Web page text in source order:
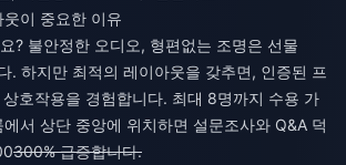
이 중요한 이유
? 불안정한 오디오, 형편없는 조명은 선물
. 하지만 최적의 레이아웃을 갖추면, 인증된 프
호작용을 경험합니다. 최대 8명까지 수용 가
서 상단 중앙에 위치하면 설문조사와 Q&A 덕
300% 급증합니다.